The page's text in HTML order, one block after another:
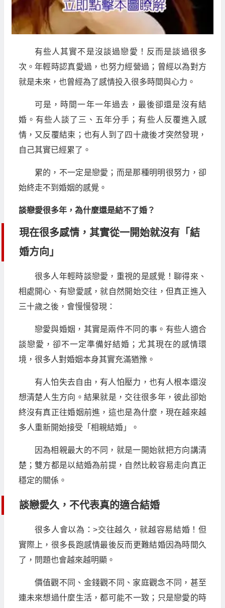
有些人其實不是沒談過戀愛！反而是談過很多
次。年輕時認真愛過，也努力經營過；曾經以為對方
就是未來，也曾經為了感情投入很多時間與心力。
可是，時間一年一年過去，最後卻還是沒有結
婚。有些人談了三、五年分手；有些人反覆進入感
情，又反覆結束；也有人到了四十歲後才突然發現，
自己其實已經累了。
累的，不一定是戀愛；而是那種明明很努力，卻
始終走不到婚姻的感覺。
談戀愛很多年，為什麼還是結不了婚？
現在很多感情，其實從一開始就沒有「結
婚方向」
很多人年輕時談戀愛，重視的是感覺！聊得來、
相處開心、有戀愛感，就自然開始交往，但真正進入
三十歲之後，會慢慢發現：
戀愛與婚姻，其實是兩件不同的事。有些人適合
談戀愛，卻不一定準備好結婚；尤其現在的感情環
境，很多人對婚姻本身其實充滿猶豫。
有人怕失去自由，有人怕壓力，也有人根本還沒
想清楚人生方向。結果就是，交往很多年，彼此卻始
終沒有真正往婚姻前進，這也是為什麼，現在越來越
多人重新開始接受「相親結婚」。
因為相親最大的不同，就是一開始就把方向講清
楚；雙方都是以結婚為前提，自然比較容易走向真正
穩定的關係。
談戀愛久，不代表真的適合結婚
很多人會以為：>交往越久，就越容易結婚！但
實際上，很多長跑感情最後反而更難結婚因為時間久
了，問題也會越來越明顯。
價值觀不同、金錢觀不同、家庭觀念不同，甚至
連未來想過什麼生活，都可能不一致；只是戀愛的時